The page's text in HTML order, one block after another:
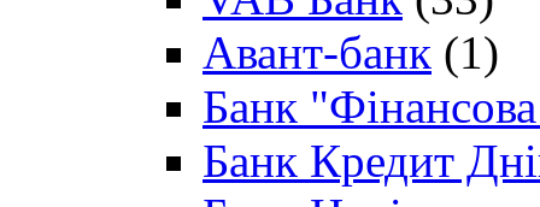
Авант-банк (1)
Банк "Фінансова
Банк Кредит